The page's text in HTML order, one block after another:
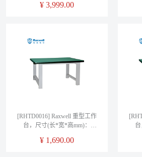
面厚50mm)三横抽
¥ 3,999.00
[RHTD0016] Raxwell 重型工作
台，尺寸(长*宽*高mm)：
不含安装
¥ 1,690.00